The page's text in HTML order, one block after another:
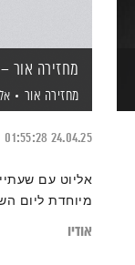
מחזירה אור – 24.4.25
מחזירה אור
24.04.25
01:55:28
אליוט עם
מיוחדת ליום
אודיו